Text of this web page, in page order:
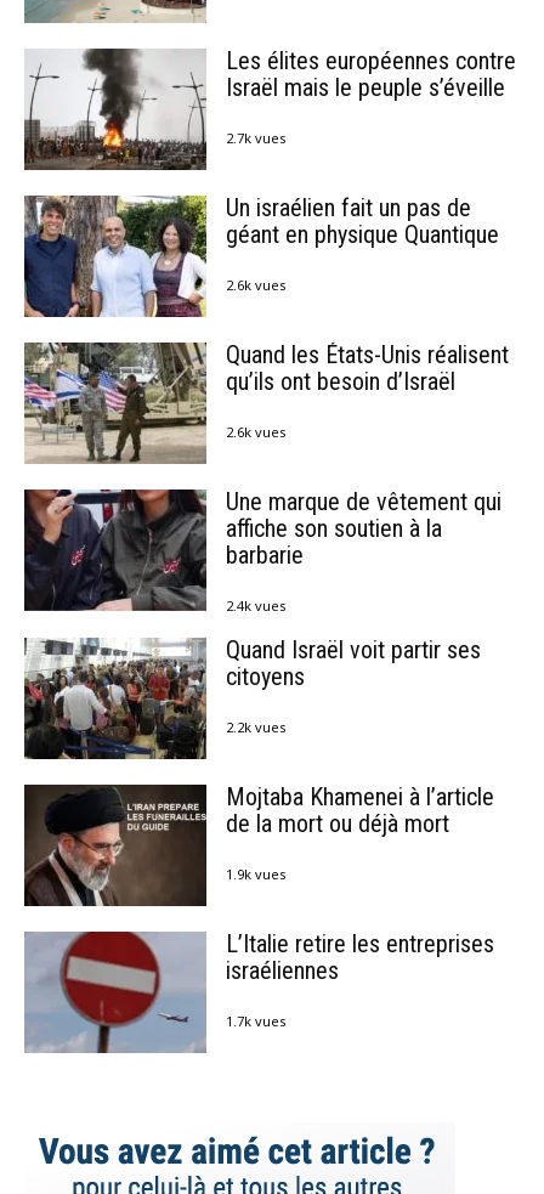
Les élites européennes contre
Israël mais le peuple s’éveille
2.7k vues
Un israélien fait un pas de
géant en physique Quantique
2.6k vues
Quand les États-Unis réalisent
qu’ils ont besoin d’Israël
2.6k vues
Une marque de vêtement qui
affiche son soutien à la
barbarie
2.4k vues
Quand Israël voit partir ses
citoyens
2.2k vues
Mojtaba Khamenei à l’article
de la mort ou déjà mort
1.9k vues
L’Italie retire les entreprises
israéliennes
1.7k vues